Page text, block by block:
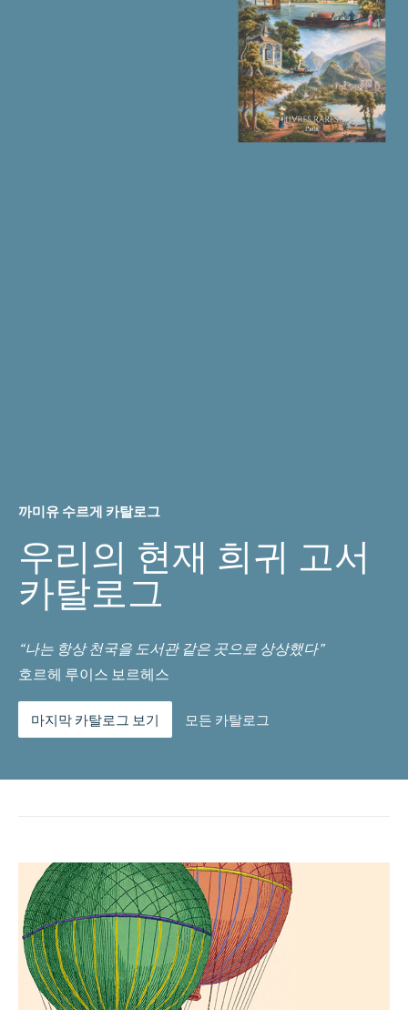
까미유 수르게 카탈로그
우리의 현재 희귀 고서
카탈로그
“나는 항상 천국을 도서관 같은 곳으로 상상했다”
호르헤 루이스 보르헤스
마지막 카탈로그 보기 모든 카탈로그